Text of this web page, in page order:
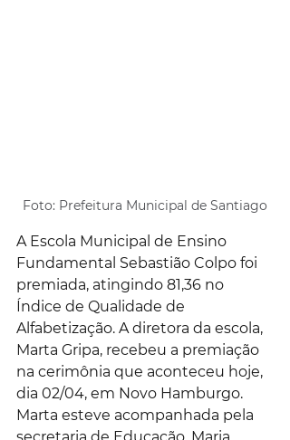
Foto: Prefeitura Municipal de Santiago
A Escola Municipal de Ensino
Fundamental Sebastião Colpo foi
premiada, atingindo 81,36 no
Índice de Qualidade de
Alfabetização. A diretora da escola,
Marta Gripa, recebeu a premiação
na cerimônia que aconteceu hoje,
dia 02/04, em Novo Hamburgo.
Marta esteve acompanhada pela